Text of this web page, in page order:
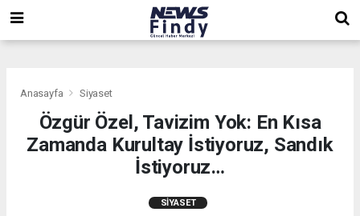
Anasayfa Siyaset
Özgür Özel, Tavizim Yok: En Kısa
Zamanda Kurultay İstiyoruz, Sandık
İstiyoruz…
SIYASET